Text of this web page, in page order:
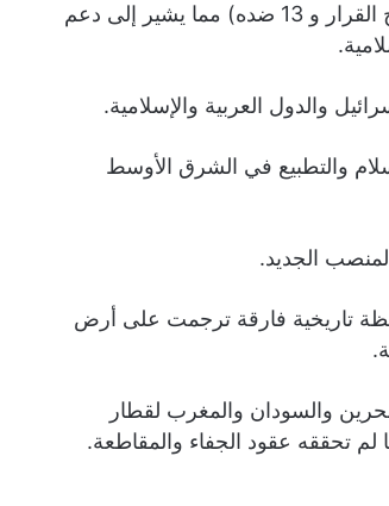
وحصل التصويت على أغلبية كبيرة بلغت 97% من المؤيدين (413 صوتوا لصالح القرار و 13 ضده) مما يشير إلى دعم
والدول العربية والإسلامية.
والتطبيع في الشرق الأوسط
الجديد.
شكّل لحظة تاريخية فارقة ترجمت على أرض
والسودان والمغرب لقطار
لم تحققه عقود الجفاء والمقاطعة.